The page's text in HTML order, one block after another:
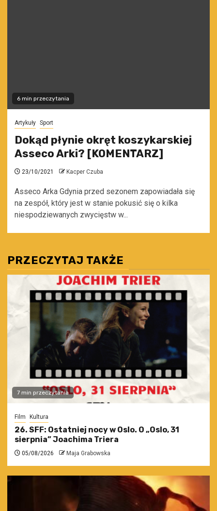
6 min przeczytania
Artykuły Sport
Dokąd płynie okręt koszykarskiej
Asseco Arki? [KOMENTARZ]
23/10/2021 Kacper Czuba
Asseco Arka Gdynia przed sezonem zapowiadała się
na zespół, który jest w stanie pokusić się o kilka
niespodziewanych zwycięstw w...
PRZECZYTAJ TAKŻE
7 min przeczytania
Film Kultura
26. SFF: Ostatniej nocy w Oslo. O „Oslo, 31
sierpnia” Joachima Triera
05/08/2026 Maja Grabowska